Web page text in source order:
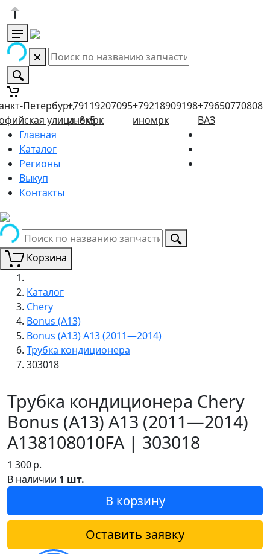
Петербург,
улица, 8к5
+79119207095
иномрк
+79218909198
иномрк
+79650770808
ВАЗ
Главная
Каталог
Регионы
Выкуп
Контакты
Корзина
Каталог
Chery
Bonus (A13)
Bonus (A13) A13 (2011—2014)
Трубка кондиционера
303018
Трубка кондиционера Chery
Bonus (A13) A13 (2011—2014)
A138108010FA | 303018
1 300р.
В наличии 1 шт.
В корзину
Оставить заявку